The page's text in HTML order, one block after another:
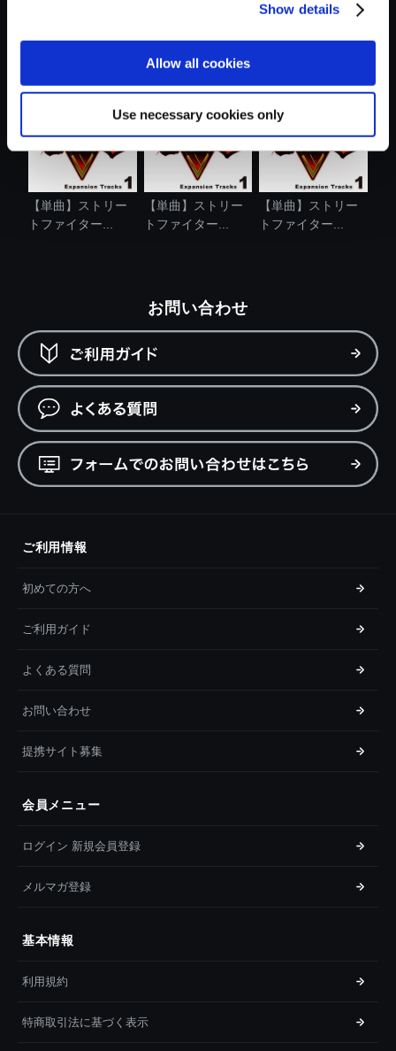
Show details
Allow all cookies
Use necessary cookies only
【単曲】ストリー
トファイター...
【単曲】ストリー
トファイター...
【単曲】ストリー
トファイター...
お問い合わせ
ご利用情報
初めての方へ
ご利用ガイド
よくある質問
お問い合わせ
提携サイト募集
会員メニュー
ログイン 新規会員登録
メルマガ登録
基本情報
利用規約
特商取引法に基づく表示